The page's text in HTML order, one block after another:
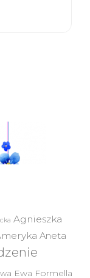
Agnieszka
Aneta
Ewa Formella